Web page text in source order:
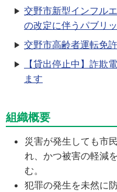
交野市新型インフル
の改定に伴うパブリ
交野市高齢者運転免
【貸出停止中】詐欺
ます
組織概要
災害が発生しても市
れ、かつ被害の軽減
む。
犯罪の発生を未然に